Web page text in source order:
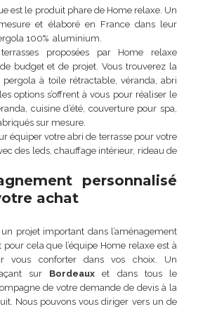
est le produit phare de Home relaxe. Un
et élaboré en France dans leur
100% aluminium.
proposées par Home relaxe
budget et de projet. Vous trouverez la
à toile rétractable, véranda, abri
options s’offrent à vous pour réaliser le
cuisine d’été, couverture pour spa,
sur mesure.
équiper votre abri de terrasse pour votre
des leds, chauffage intérieur, rideau de
personnalisé
achat
projet important dans l’aménagement
pour cela que l’équipe Home relaxe est à
vous conforter dans vos choix. Un
sur Bordeauxet dans tous le
de votre demande de devis à la
Nous pouvons vous diriger vers un de